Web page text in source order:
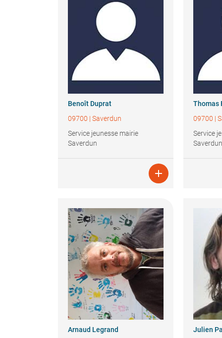
Benoît Duprat
09700 | Saverdun
Service jeunesse mairie
Saverdun

Thomas
09700 |
Service
Arnaud Legrand Julien